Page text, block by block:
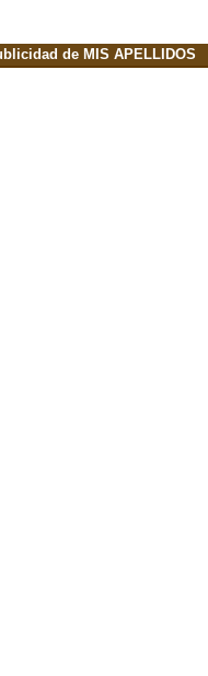
de MIS APELLIDOS